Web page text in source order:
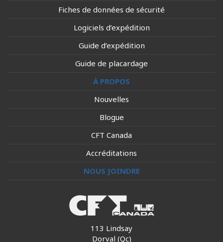
Fiches de données de sécurité
Logiciels d’expédition
Guide d’expédition
Guide de placardage
À PROPOS
Nouvelles
Blogue
CFT Canada
Accréditations
NOUS JOINDRE
113 Lindsay
Dorval (Qc)